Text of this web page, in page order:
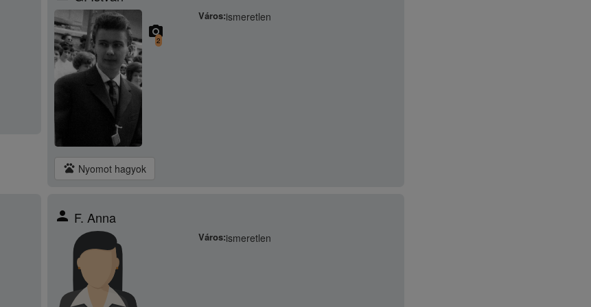
Város:ismeretlen
camera_alt
2
pets Nyomot hagyok
person F. Anna
Város:ismeretlen